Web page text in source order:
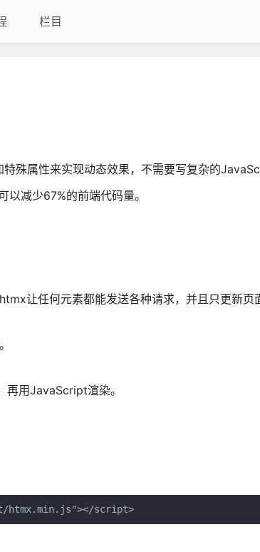
栏目
殊属性来实现动态效果，不需要写复杂的
减少67%的前端代码量。
让任何元素都能发送各种请求，并且只更新页
再用JavaScript渲染。
htmx.min.js"></script>